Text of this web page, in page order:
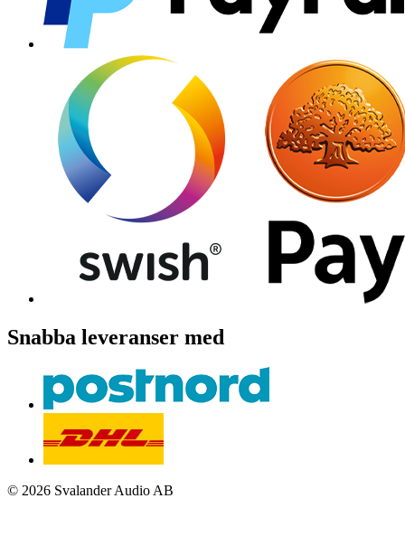
Snabba leveranser med
© 2026 Svalander Audio AB